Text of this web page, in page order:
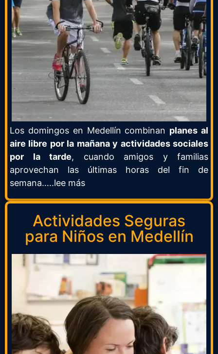
Los domingos en Medellín combinan planes al
aire libre por la mañana y actividades sociales
por la tarde, cuando amigos y familias
aprovechan las últimas horas del fin de
semana…..lee más
Actividades Seguras
para Niños en Medellín